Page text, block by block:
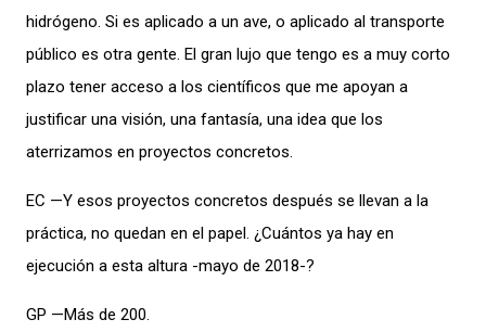
hidrógeno. Si es aplicado a un ave, o aplicado al transporte
público es otra gente. El gran lujo que tengo es a muy corto
plazo tener acceso a los científicos que me apoyan a
justificar una visión, una fantasía, una idea que los
aterrizamos en proyectos concretos.
EC —Y esos proyectos concretos después se llevan a la
práctica, no quedan en el papel. ¿Cuántos ya hay en
ejecución a esta altura -mayo de 2018-?
GP —Más de 200.